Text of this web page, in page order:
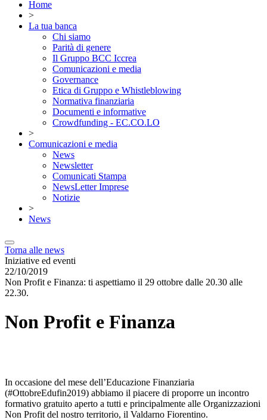
Home
>
La tua banca
Chi siamo
Parità di genere
Il Gruppo BCC Iccrea
Comunicazioni e media
Governance
Etica di Gruppo e Whistleblowing
Normativa finanziaria
Documenti e informative
Crowdfunding - EC.CO.LO
>
Comunicazioni e media
News
Newsletter
Comunicati Stampa
NewsLetter Imprese
Notizie
>
News
Torna alle news
Iniziative ed eventi
22/10/2019
Non Profit e Finanza: ti aspettiamo il 29 ottobre dalle 20.30 alle
22.30.
Non Profit e Finanza
In occasione del mese dell’Educazione Finanziaria
(#OttobreEdufin2019) abbiamo il piacere di proporre un incontro
formativo gratuito aperto a tutti e principalmente alle Organizzazioni
Non Profit del nostro territorio, il Valdarno Fiorentino.